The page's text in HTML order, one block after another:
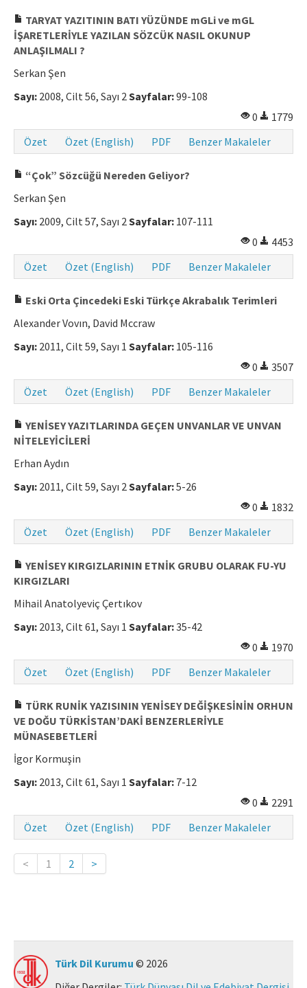
TARYAT YAZITININ BATI YÜZÜNDE mGLi ve mGL
İŞARETLERİYLE YAZILAN SÖZCÜK NASIL OKUNUP
ANLAŞILMALI ?
Serkan Şen
Sayı: 2008, Cilt 56, Sayı 2Sayfalar:99-108
0
1779
Özet
Özet (English) PDF Benzer Makaleler
“Çok” Sözcüğü Nereden Geliyor?
Serkan Şen
Sayı: 2009, Cilt 57, Sayı 2Sayfalar: 107-111
0
4453
Özet
Özet (English) PDF Benzer Makaleler
Eski Orta Çincedeki Eski Türkçe Akrabalık Terimleri
Alexander Vovın, David Mccraw
Sayı: 2011, Cilt 59, Sayı 1 Sayfalar: 105-116
0
3507
Özet
Özet (English) PDF Benzer Makaleler
YENİSEY YAZITLARINDA GEÇEN UNVANLAR VE UNVAN
NİTELEYİCİLERİ
Erhan Aydın
Sayı: 2011, Cilt 59, Sayı 2Sayfalar:5-26
0
1832
Özet
Özet (English) PDF Benzer Makaleler
YENİSEY KIRGIZLARININ ETNİK GRUBU OLARAK FU-YU
KIRGIZLARI
Mihail Anatolyeviç Çertıkov
Sayı: 2013, Cilt 61, Sayı 1 Sayfalar:35-42
0
1970
Özet
Özet (English) PDF Benzer Makaleler
TÜRK RUNİK YAZISININ YENİSEY DEĞİŞKESİNİN ORHUN
VE DOĞU TÜRKİSTAN’DAKİ BENZERLERİYLE
MÜNASEBETLERİ
İgor Kormuşin
Sayı: 2013, Cilt 61, Sayı 1 Sayfalar: 7-12
0
2291
Özet
Özet (English) PDF Benzer Makaleler
< 1 2 >
Türk Dil Kurumu © 2026